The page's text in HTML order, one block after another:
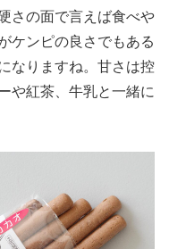
さの面で言えば食べや
ケンピの良さでもある
なりますね。甘さは控
や紅茶、牛乳と一緒に